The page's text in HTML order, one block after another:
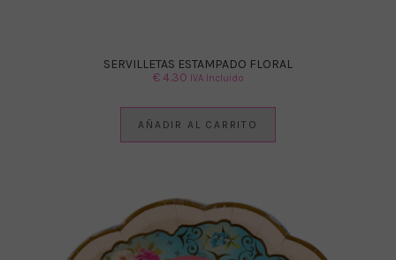
SERVILLETAS ESTAMPADO FLORAL
€4.30 IVA Incluido
AÑADIR AL CARRITO